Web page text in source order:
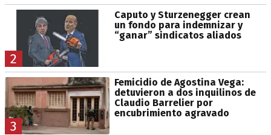
2
Caputo y Sturzenegger crean
un fondo para indemnizar y
“ganar” sindicatos aliados
3
Femicidio de Agostina Vega:
detuvieron a dos inquilinos de
Claudio Barrelier por
encubrimiento agravado